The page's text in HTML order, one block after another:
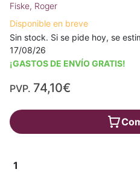
Fiske, Roger
Disponible en breve
Sin stock. Si se pide hoy, se
17/08/26
¡GASTOS DE ENVÍO GRATIS!
PVP. 74,10€
1